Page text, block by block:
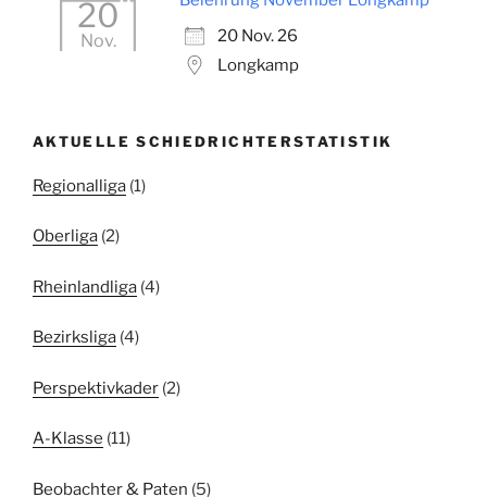
20
Nov.
20 Nov. 26
Longkamp
AKTUELLE SCHIEDRICHTERSTATISTIK
Regionalliga (1)
Oberliga (2)
Rheinlandliga (4)
Bezirksliga (4)
Perspektivkader (2)
A-Klasse (11)
Beobachter & Paten (5)